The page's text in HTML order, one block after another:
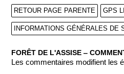
RETOUR PAGE PARENTE GPS
INFORMATIONS GÉNÉRALES DE
FORÊT DE L'ASSISE ‒
Les commentaires modifient les